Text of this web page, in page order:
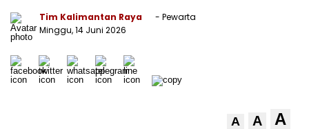
Tim Kalimantan Raya
- Pewarta
Minggu, 14 Juni 2026
A A A